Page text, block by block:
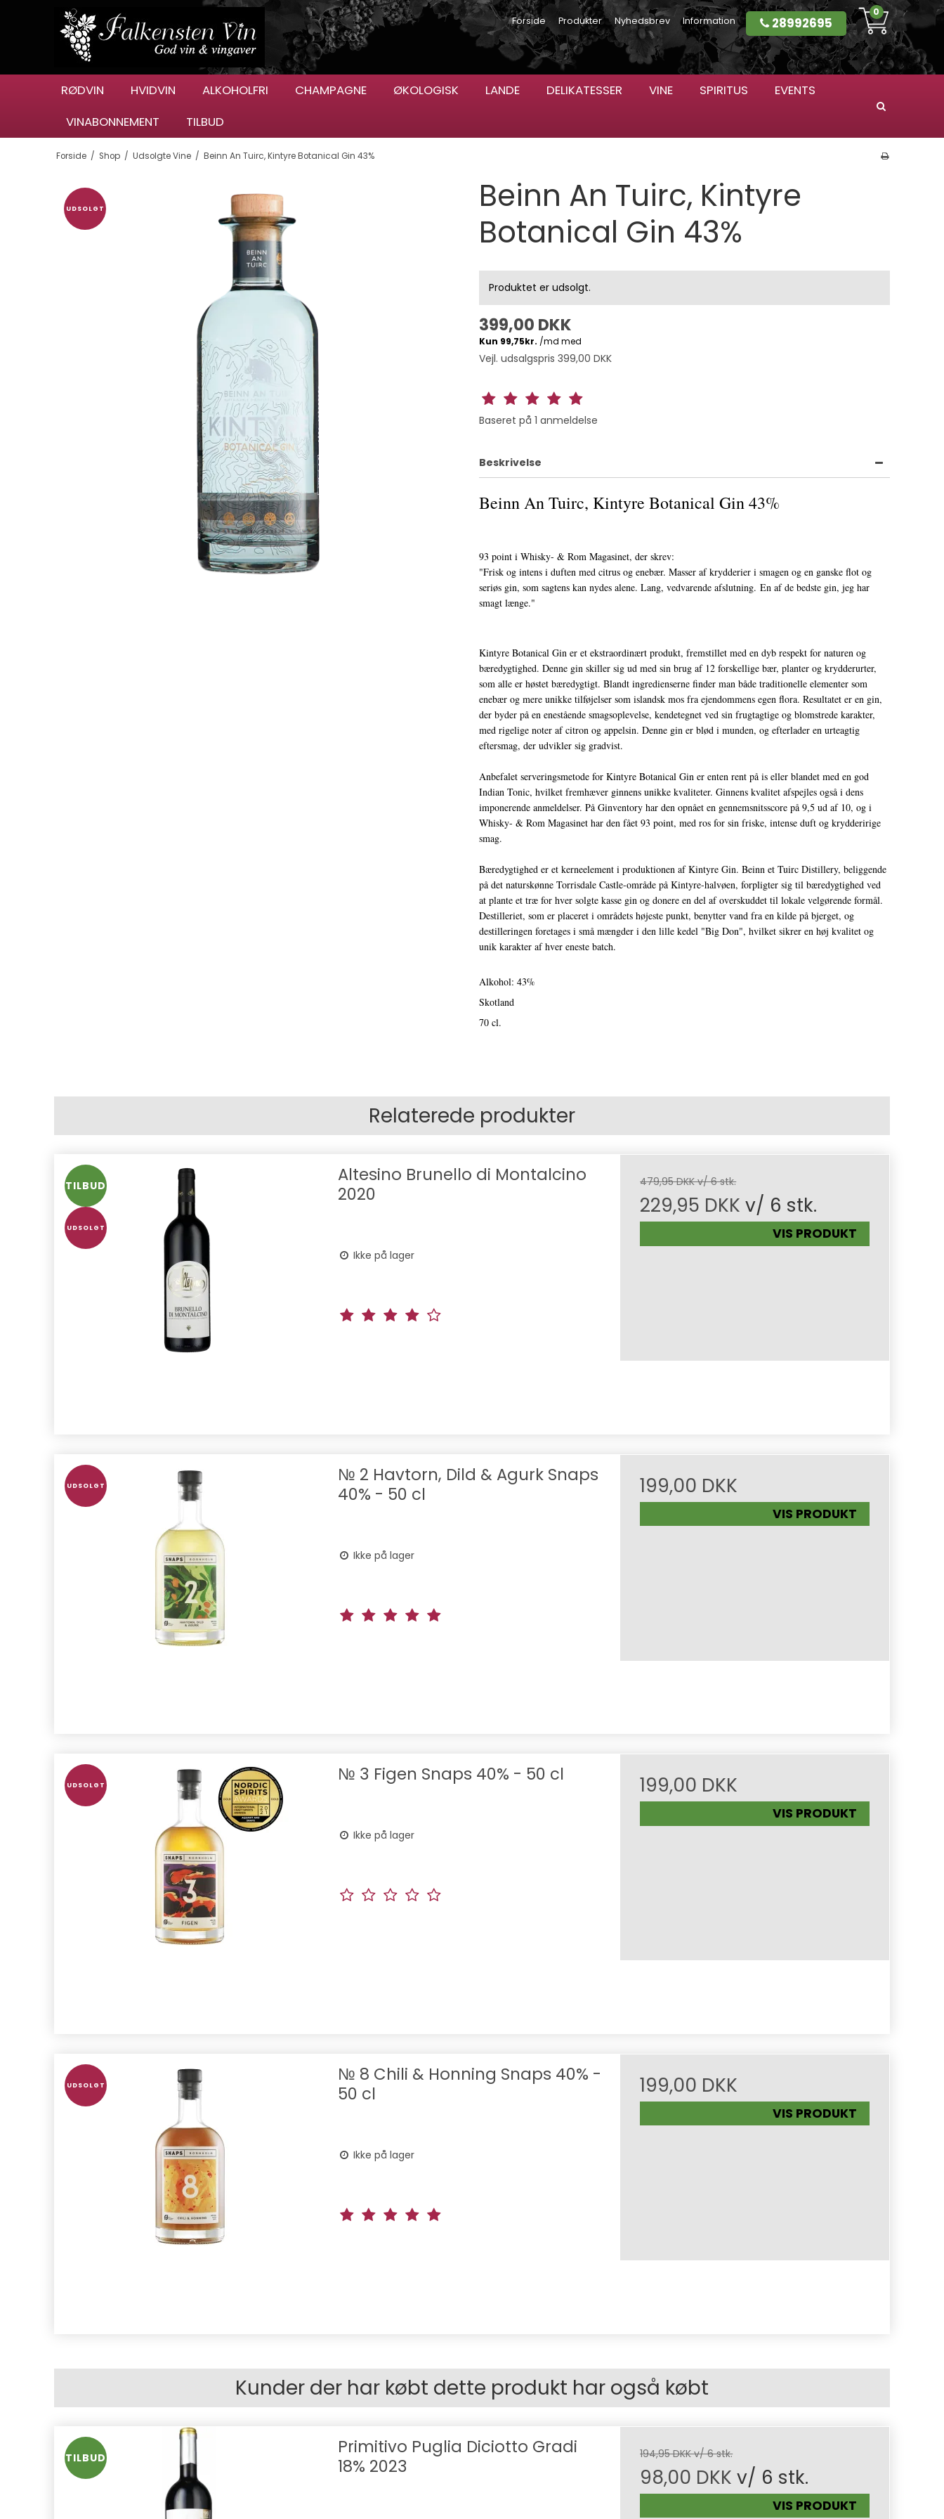
Forside Produkter Nyhedsbrev Information 28992695
0
RØDVIN HVIDVIN ALKOHOLFRI CHAMPAGNE ØKOLOGISK LANDE DELIKATESSER VINE SPIRITUS
EVENTS
VINABONNEMENT
TILBUD
Forside / Shop / Udsolgte Vine / Beinn An Tuirc, Kintyre Botanical Gin 43%
UDSOLGT
Beinn An Tuirc, Kintyre
Botanical Gin 43%
Produktet er udsolgt.
399,00 DKK
Vejl. udsalgspris 399,00 DKK
Baseret på 1 anmeldelse
Beskrivelse
Beinn An Tuirc, Kintyre Botanical Gin 43%
93 point i Whisky- & Rom Magasinet, der skrev:
"Frisk og intens i duften med citrus og enebær. Masser af krydderier i smagen og en ganske flot og
seriøs gin, som sagtens kan nydes alene. Lang, vedvarende afslutning. En af de bedste gin, jeg har
smagt længe."
Kintyre Botanical Gin er et ekstraordinært produkt, fremstillet med en dyb respekt for naturen og
bæredygtighed. Denne gin skiller sig ud med sin brug af 12 forskellige bær, planter og krydderurter,
som alle er høstet bæredygtigt. Blandt ingredienserne finder man både traditionelle elementer som
enebær og mere unikke tilføjelser som islandsk mos fra ejendommens egen flora. Resultatet er en gin,
der byder på en enestående smagsoplevelse, kendetegnet ved sin frugtagtige og blomstrede karakter,
med rigelige noter af citron og appelsin. Denne gin er blød i munden, og efterlader en urteagtig
eftersmag, der udvikler sig gradvist.
Anbefalet serveringsmetode for Kintyre Botanical Gin er enten rent på is eller blandet med en god
Indian Tonic, hvilket fremhæver ginnens unikke kvaliteter. Ginnens kvalitet afspejles også i dens
imponerende anmeldelser. På Ginventory har den opnået en gennemsnitsscore på 9,5 ud af 10, og i
Whisky- & Rom Magasinet har den fået 93 point, med ros for sin friske, intense duft og krydderirige
smag.
Bæredygtighed er et kerneelement i produktionen af Kintyre Gin. Beinn et Tuirc Distillery, beliggende
på det naturskønne Torrisdale Castle-område på Kintyre-halvøen, forpligter sig til bæredygtighed ved
at plante et træ for hver solgte kasse gin og donere en del af overskuddet til lokale velgørende formål.
Destilleriet, som er placeret i områdets højeste punkt, benytter vand fra en kilde på bjerget, og
destilleringen foretages i små mængder i den lille kedel "Big Don", hvilket sikrer en høj kvalitet og
unik karakter af hver eneste batch.
Alkohol: 43%
Skotland
70 cl.
Relaterede produkter
TILBUD
UDSOLGT
Altesino Brunello di Montalcino
2020
Ikke på lager
479,95 DKK v/ 6 stk.
229,95 DKK v/ 6 stk.
VIS PRODUKT
UDSOLGT
№ 2 Havtorn, Dild & Agurk Snaps
40% - 50 cl
Ikke på lager
199,00 DKK
VIS PRODUKT
UDSOLGT № 3 Figen Snaps 40% - 50 cl
Ikke på lager
199,00 DKK
VIS PRODUKT
UDSOLGT
№ 8 Chili & Honning Snaps 40% -
50 cl
Ikke på lager
199,00 DKK
VIS PRODUKT
Kunder der har købt dette produkt har også købt
TILBUD
Primitivo Puglia Diciotto Gradi
18% 2023
194,95 DKK v/ 6 stk.
98,00 DKK v/ 6 stk.
VIS PRODUKT